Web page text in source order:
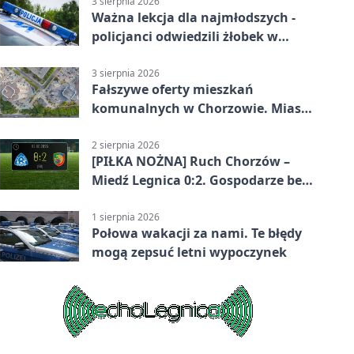
Ważna lekcja dla najmłodszych -
policjanci odwiedzili żłobek w
3 sierpnia 2026
Fałszywe oferty mieszkań
komunalnych w Chorzowie. Miasto
2 sierpnia 2026
[PIŁKA NOŻNA] Ruch Chorzów –
Miedź Legnica 0:2. Gospodarze bez
1 sierpnia 2026
Połowa wakacji za nami. Te błędy
mogą zepsuć letni wypoczynek